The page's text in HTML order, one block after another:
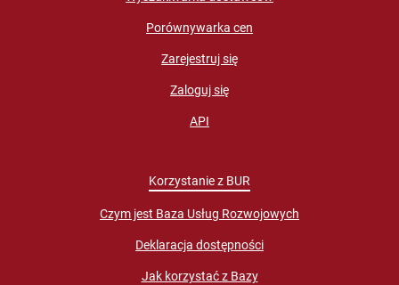
Porównywarka cen
Zarejestruj się
Zaloguj się
API
Korzystanie z BUR
Czym jest Baza Usług Rozwojowych
Deklaracja dostępności
Jak korzystać z Bazy